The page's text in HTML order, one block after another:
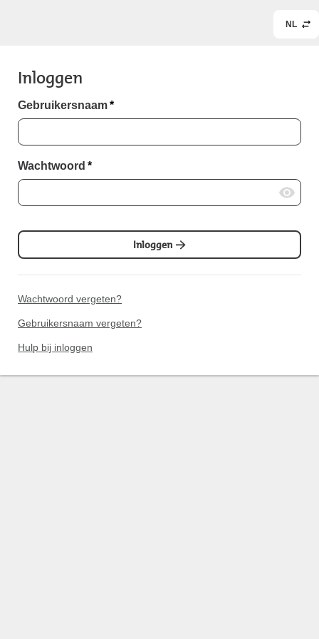
NL
Inloggen
Gebruikersnaam*
Wachtwoord *
Inloggen
Wachtwoord vergeten?
Gebruikersnaam vergeten?
Hulp bij inloggen